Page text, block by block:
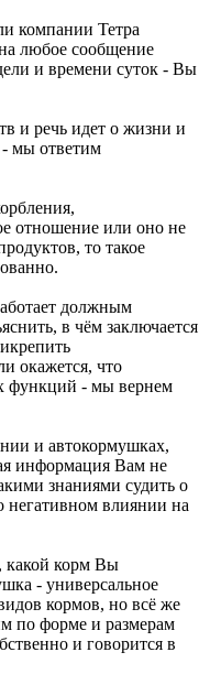
компании Тетра
любое сообщение
и времени суток - Вы
и речь идет о жизни и
- мы ответим
отношение или оно не
то такое
должным
в чём заключается
окажется, что
функций - мы вернем
и автокормушках,
информация Вам не
знаниями судить о
негативном влиянии на
какой корм Вы
- универсальное
кормов, но всё же
по форме и размерам
и говорится в